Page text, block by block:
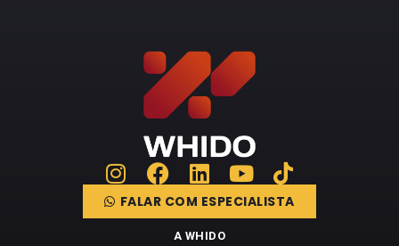
FALAR COM ESPECIALISTA
A WHIDO